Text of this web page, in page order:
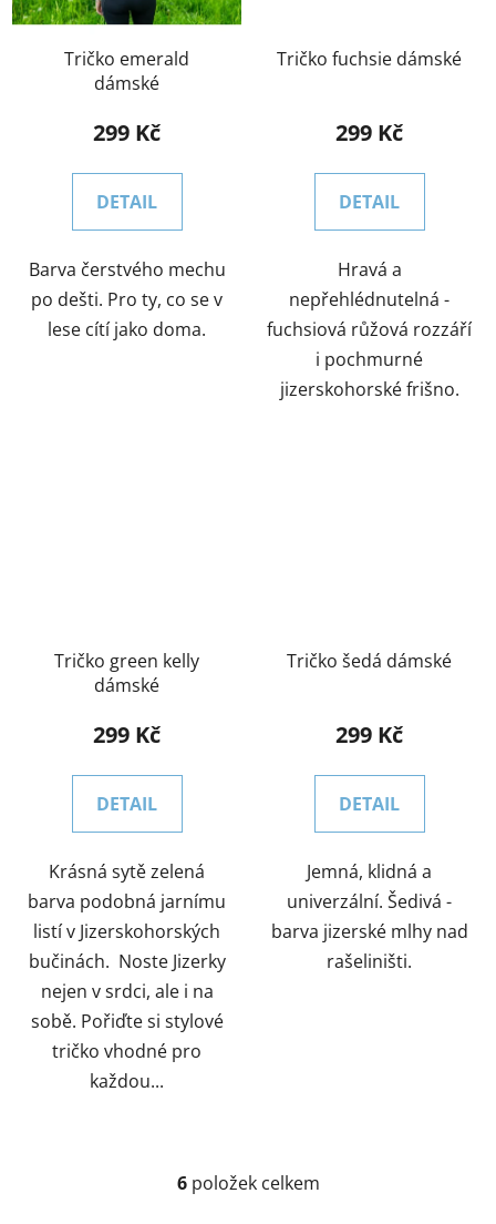
Tričko emerald
dámské
299 Kč
DETAIL
Barva čerstvého mechu
po dešti. Pro ty, co se v
lese cítí jako doma.
Tričko fuchsie dámské
299 Kč
DETAIL
Hravá a
nepřehlédnutelná -
fuchsiová růžová rozzáří
i pochmurné
jizerskohorské frišno.
Tričko green kelly
dámské
299 Kč
DETAIL
Krásná sytě zelená
barva podobná jarnímu
listí v Jizerskohorských
bučinách. Noste Jizerky
nejen v srdci, ale i na
sobě. Pořiďte si stylové
tričko vhodné pro
každou...
Tričko šedá dámské
299 Kč
DETAIL
Jemná, klidná a
univerzální. Šedivá -
barva jizerské mlhy nad
rašeliništi.
O
6položek celkem